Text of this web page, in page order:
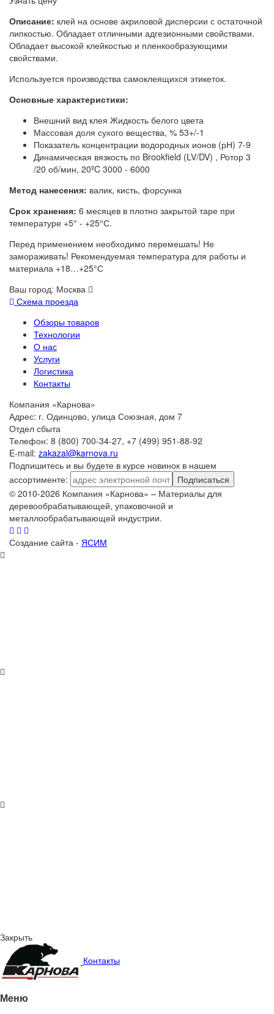
Описание: клей на основе акриловой дисперсии с остаточной
липкостью. Обладает отличными адгезионными свойствами.
Обладает высокой клейкостью и пленкообразующими
свойствами.
Используется производства самоклеящихся этикеток.
Основные характеристики:
Внешний вид клея Жидкость белого цвета
Массовая доля сухого вещества, % 53+/-1
Показатель концентрации водородных ионов (рН) 7-9
Динамическая вязкость по Brookfield (LV/DV) , Ротор 3
/20 об/мин, 20ºC 3000 - 6000
Метод нанесения: валик, кисть, форсунка
Срок хранения: 6 месяцев в плотно закрытой таре при
температуре +5° - +25°С.
Перед применением необходимо перемешать! Не
замораживать! Рекомендуемая температура для работы и
материала +18…+25°С
Ваш город: Москва
Схема проезда
Обзоры товаров
Технологии
О нас
Услуги
Логистика
Контакты
Компания «Карнова»
Адрес: г. Одинцово, улица Союзная, дом 7
Отдел сбыта
Телефон: 8 (800) 700-34-27, +7 (499) 951-88-92
E-mail: zakazal@karnova.ru
Подпишитесь и вы будете в курсе новинок в нашем
ассортименте:
Подписаться
© 2010-2026 Компания «Карнова» – Материалы для
деревообрабатывающей, упаковочной и
металлообрабатывающей индустрии.
Создание сайта - ЯСИМ
Закрыть
Контакты
Меню